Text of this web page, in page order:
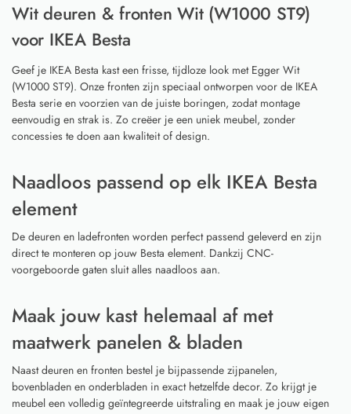
Wit deuren & fronten Wit (W1000 ST9)
voor IKEA Besta
Geef je IKEA Besta kast een frisse, tijdloze look met Egger Wit
(W1000 ST9). Onze fronten zijn speciaal ontworpen voor de IKEA
Besta serie en voorzien van de juiste boringen, zodat montage
eenvoudig en strak is. Zo creëer je een uniek meubel, zonder
concessies te doen aan kwaliteit of design.
Naadloos passend op elk IKEA Besta
element
De deuren en ladefronten worden perfect passend geleverd en zijn
direct te monteren op jouw Besta element. Dankzij CNC-
voorgeboorde gaten sluit alles naadloos aan.
Maak jouw kast helemaal af met
maatwerk panelen & bladen
Naast deuren en fronten bestel je bijpassende zijpanelen,
bovenbladen en onderbladen in exact hetzelfde decor. Zo krijgt je
meubel een volledig geïntegreerde uitstraling en maak je jouw eigen